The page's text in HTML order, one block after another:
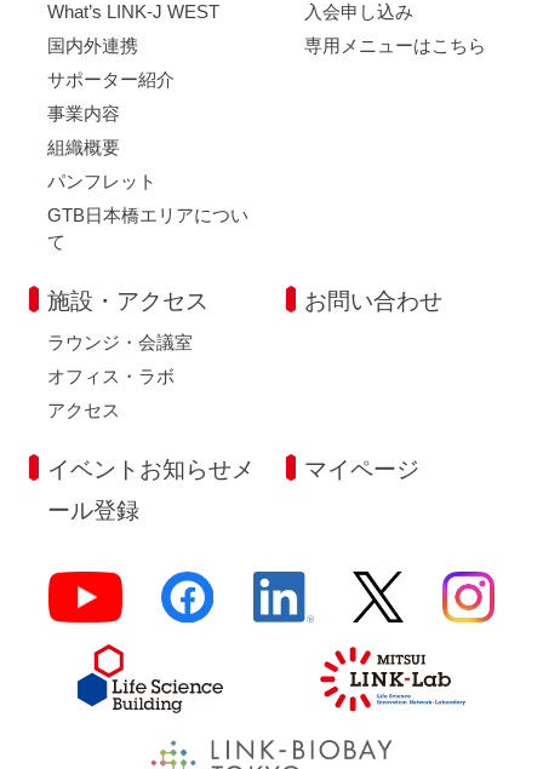
What’s LINK-J WEST
国内外連携
サポーター紹介
事業内容
組織概要
パンフレット
GTB日本橋エリアについ
て
入会申し込み
専用メニューはこちら
施設・アクセス
ラウンジ・会議室
オフィス・ラボ
アクセス
お問い合わせ
イベントお知らせメ
ール登録
マイページ